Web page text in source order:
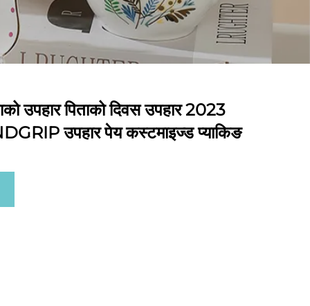
उपहार पिताको दिवस उपहार 2023
उपहार पेय कस्टमाइज्ड प्याकिङ